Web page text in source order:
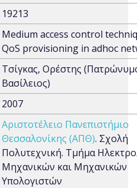
19213
Medium access control
QoS provisioning in adhoc
Τσίγκας, Ορέστης
Βασίλειος)
2007
Αριστοτέλειο Πανεπιστήμιο
Θεσσαλονίκης (ΑΠΘ). Σχολή
Πολυτεχνική. Τμήμα
Μηχανικών και Μηχανικών
Υπολογιστών